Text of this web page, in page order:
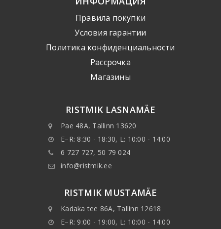
Правила покупки
Условия гарантии
Политика конфиденциальности
Рассрочка
Mагазины
RISTMIK LASNAMÄE
Pae 48A, Tallinn 13620
E–R: 8:30 - 18:30, L: 10:00 - 14:00
6 727 727, 50 79 024
info@ristmik.ee
RISTMIK MUSTAMÄE
Kadaka tee 86A, Tallinn 12618
E–R: 9:00 - 19:00, L: 10:00 - 14:00